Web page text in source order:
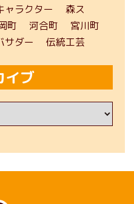
ャラクター
森ス
町 河合町
宮川町
サダー 伝統工芸
イブ